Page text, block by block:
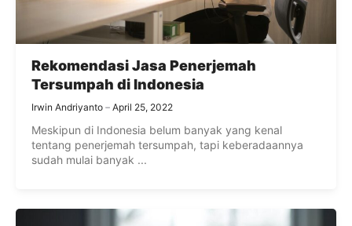
Rekomendasi Jasa Penerjemah
Tersumpah di Indonesia
Irwin Andriyanto April 25, 2022
Meskipun di Indonesia belum banyak yang kenal
tentang penerjemah tersumpah, tapi keberadaannya
sudah mulai banyak ...